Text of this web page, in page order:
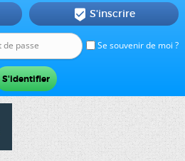
Se souvenir de moi ?
 S'inscrire